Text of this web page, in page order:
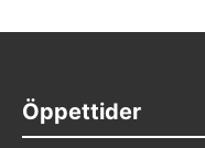
Öppettider